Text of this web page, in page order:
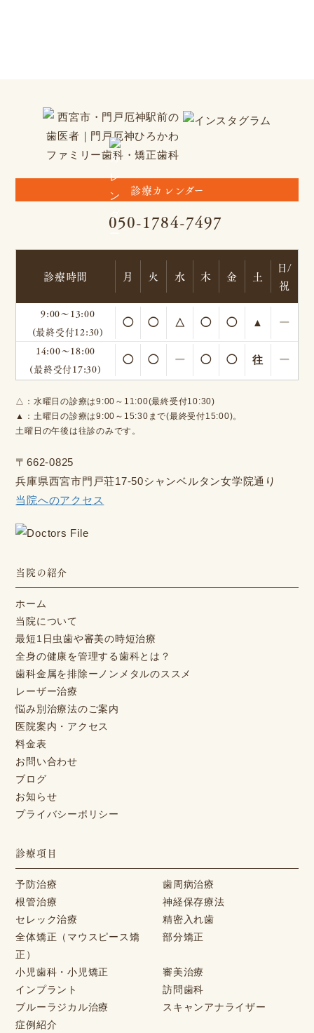
診療カレンダー
050-1784-7497
診療時間 月 火 水 木 金 土
日/
祝
9:00～13:00
(最終受付12:30)
◯ ◯ △ ◯ ◯ ▲ ー
14:00～18:00
(最終受付17:30)
◯ ◯ ー ◯ ◯ 往 ー
△：水曜日の診療は9:00～11:00(最終受付10:30)
▲：土曜日の診療は9:00～15:30まで(最終受付15:00)。
土曜日の午後は往診のみです。
〒662-0825
兵庫県西宮市門戸荘17-50シャンベルタン女学院通り
当院へのアクセス
当院の紹介
ホーム
当院について
最短1日虫歯や審美の時短治療
全身の健康を管理する歯科とは？
歯科金属を排除ーノンメタルのススメ
レーザー治療
悩み別治療法のご案内
医院案内・アクセス
料金表
お問い合わせ
ブログ
お知らせ
プライバシーポリシー
診療項目
予防治療
歯周病治療
根管治療
神経保存療法
セレック治療
精密入れ歯
全体矯正（マウスピース矯
正）
部分矯正
小児歯科・小児矯正
審美治療
インプラント
訪問歯科
ブルーラジカル治療
スキャンアナライザー
症例紹介